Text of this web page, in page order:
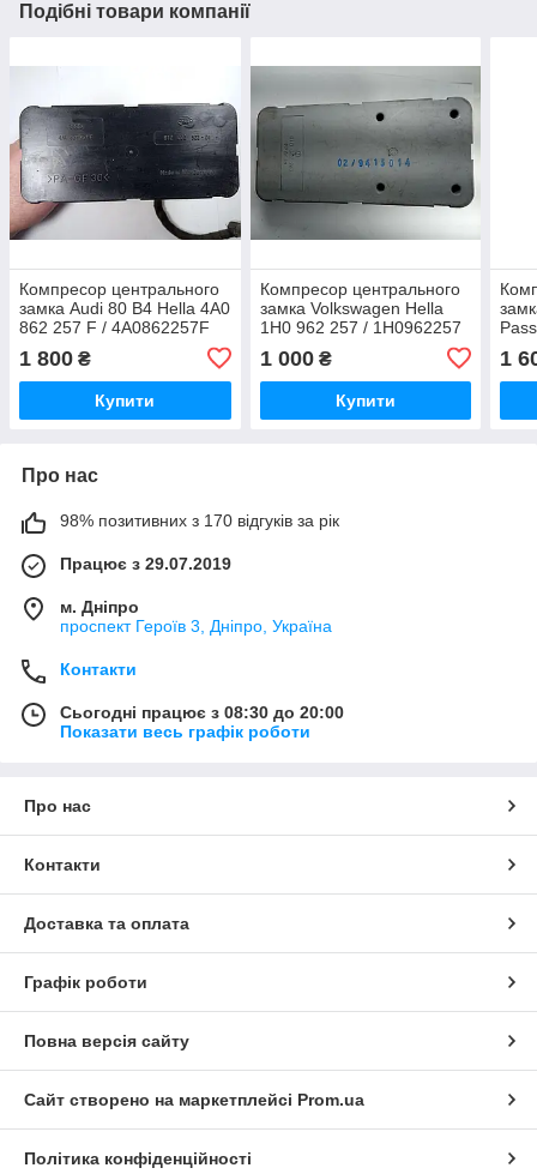
Подібні товари компанії
Компресор центрального
замка Audi 80 B4 Hella 4A0
862 257 F / 4A0862257F
1 800 ₴
Купити
Компресор центрального
замка Volkswagen Hella
1H0 962 257 / 1H0962257
1 000₴
Купити
1
Про нас
98% позитивних з 170 відгуків за рік
Працює з 29.07.2019
м. Дніпро
проспект Героїв 3, Дніпро, Україна
Контакти
Сьогодні працює з 08:30 до 20:00
Показати весь графік роботи
Про нас
Контакти
Доставка та оплата
Графік роботи
Повна версія сайту
Сайт створено на маркетплейсі Prom.ua
Політика конфіденційності